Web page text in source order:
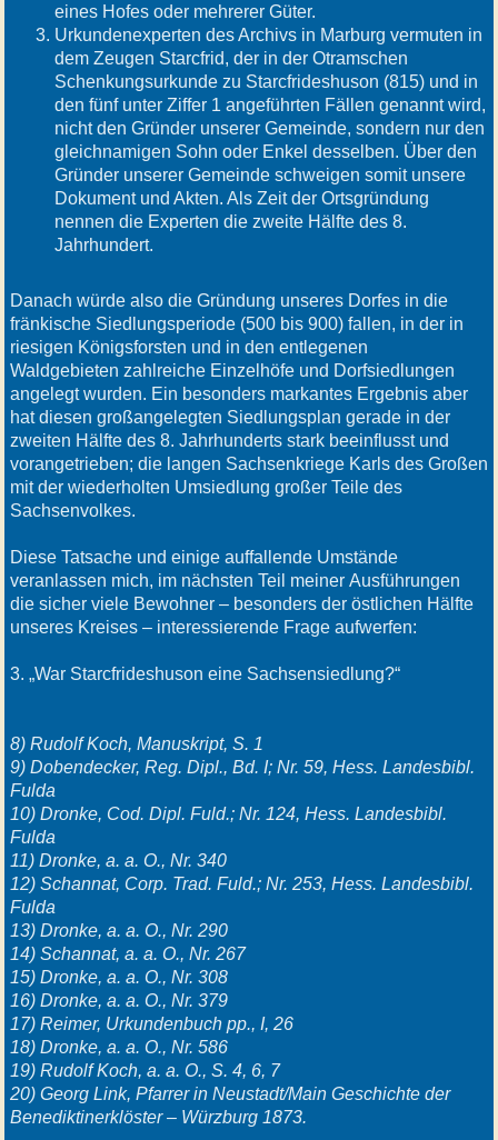
eines Hofes oder mehrerer Güter.
Urkundenexperten des Archivs in Marburg vermuten in
dem Zeugen Starcfrid, der in der Otramschen
Schenkungsurkunde zu Starcfrideshuson (815) und in
den fünf unter Ziffer 1 angeführten Fällen genannt wird,
nicht den Gründer unserer Gemeinde, sondern nur den
gleichnamigen Sohn oder Enkel desselben. Über den
Gründer unserer Gemeinde schweigen somit unsere
Dokument und Akten. Als Zeit der Ortsgründung
nennen die Experten die zweite Hälfte des 8.
Jahrhundert.
Danach würde also die Gründung unseres Dorfes in die
fränkische Siedlungsperiode (500 bis 900) fallen, in der in
riesigen Königsforsten und in den entlegenen
Waldgebieten zahlreiche Einzelhöfe und Dorfsiedlungen
angelegt wurden. Ein besonders markantes Ergebnis aber
hat diesen großangelegten Siedlungsplan gerade in der
zweiten Hälfte des 8. Jahrhunderts stark beeinflusst und
vorangetrieben; die langen Sachsenkriege Karls des Großen
mit der wiederholten Umsiedlung großer Teile des
Sachsenvolkes.
Diese Tatsache und einige auffallende Umstände
veranlassen mich, im nächsten Teil meiner Ausführungen
die sicher viele Bewohner – besonders der östlichen Hälfte
unseres Kreises – interessierende Frage aufwerfen:
3. „War Starcfrideshuson eine Sachsensiedlung?“
8) Rudolf Koch, Manuskript, S. 1
9) Dobendecker, Reg. Dipl., Bd. I; Nr. 59, Hess. Landesbibl.
Fulda
10) Dronke, Cod. Dipl. Fuld.; Nr. 124, Hess. Landesbibl.
Fulda
11) Dronke, a. a. O., Nr. 340
12) Schannat, Corp. Trad. Fuld.; Nr. 253, Hess. Landesbibl.
Fulda
13) Dronke, a. a. O., Nr. 290
14) Schannat, a. a. O., Nr. 267
15) Dronke, a. a. O., Nr. 308
16) Dronke, a. a. O., Nr. 379
17) Reimer, Urkundenbuch pp., I, 26
18) Dronke, a. a. O., Nr. 586
19) Rudolf Koch, a. a. O., S. 4, 6, 7
20) Georg Link, Pfarrer in Neustadt/Main Geschichte der
Benediktinerklöster – Würzburg 1873.